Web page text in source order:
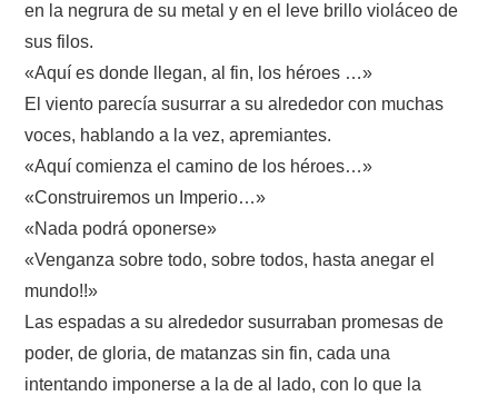
en la negrura de su metal y en el leve brillo violáceo de
sus filos.
«Aquí es donde llegan, al fin, los héroes …»
El viento parecía susurrar a su alrededor con muchas
voces, hablando a la vez, apremiantes.
«Aquí comienza el camino de los héroes…»
«Construiremos un Imperio…»
«Nada podrá oponerse»
«Venganza sobre todo, sobre todos, hasta anegar el
mundo!!»
Las espadas a su alrededor susurraban promesas de
poder, de gloria, de matanzas sin fin, cada una
intentando imponerse a la de al lado, con lo que la